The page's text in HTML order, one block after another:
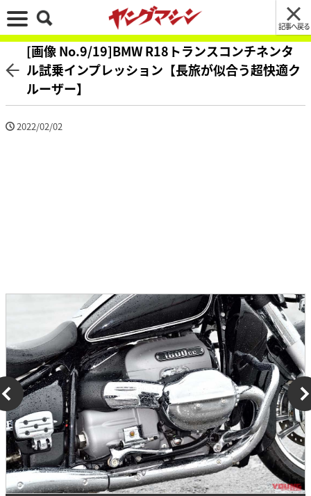
記事へ戻る
[画像 No.9/19]BMW R18トランスコンチネンタ
ル試乗インプレッション【長旅が似合う超快適ク
ルーザー】
2022/02/02